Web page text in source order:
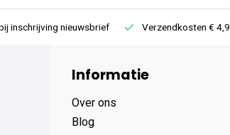
nieuwsbrief Verzendkosten € 4,95 /
Informatie
Over ons
Blog